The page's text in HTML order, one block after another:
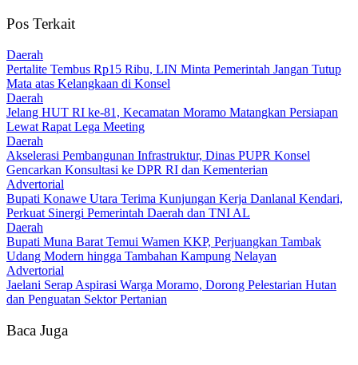
Pos Terkait
Daerah
‎Pertalite Tembus Rp15 Ribu, LIN Minta Pemerintah Jangan Tutup
Mata atas Kelangkaan di Konsel
Daerah
‎Jelang HUT RI ke-81, Kecamatan Moramo Matangkan Persiapan
Lewat Rapat Lega Meeting
Daerah
Akselerasi Pembangunan Infrastruktur, Dinas PUPR Konsel
Gencarkan Konsultasi ke DPR RI dan Kementerian
Advertorial
Bupati Konawe Utara Terima Kunjungan Kerja Danlanal Kendari,
Perkuat Sinergi Pemerintah Daerah dan TNI AL
Daerah
‎Bupati Muna Barat Temui Wamen KKP, Perjuangkan Tambak
Udang Modern hingga Tambahan Kampung Nelayan
Advertorial
Jaelani Serap Aspirasi Warga Moramo, Dorong Pelestarian Hutan
dan Penguatan Sektor Pertanian
Baca Juga